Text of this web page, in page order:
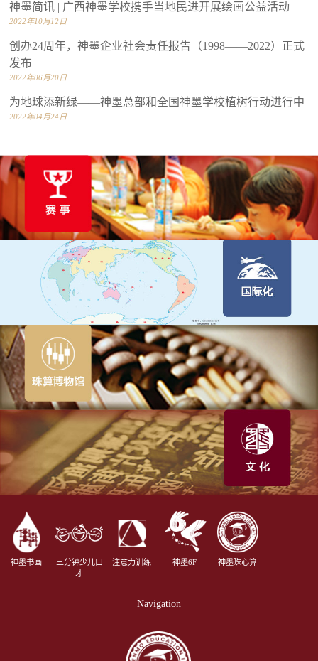
神墨简讯 | 广西神墨学校携手当地民进开展绘画公益活动
2022年10月12日
创办24周年，神墨企业社会责任报告（1998——2022）正式
发布
2022年06月20日
为地球添新绿——神墨总部和全国神墨学校植树行动进行中
2022年04月24日
神墨书画
三分钟少儿口
才
注意力训练 神墨6F 神墨珠心算
Navigation